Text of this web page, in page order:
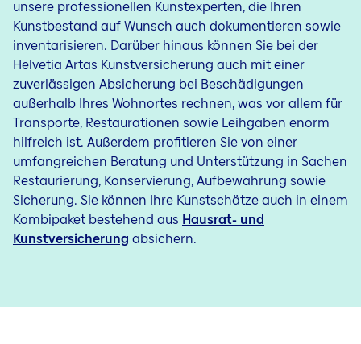
unsere professionellen Kunstexperten, die Ihren
Kunstbestand auf Wunsch auch dokumentieren sowie
inventarisieren. Darüber hinaus können Sie bei der
Helvetia Artas Kunstversicherung auch mit einer
zuverlässigen Absicherung bei Beschädigungen
außerhalb Ihres Wohnortes rechnen, was vor allem für
Transporte, Restaurationen sowie Leihgaben enorm
hilfreich ist. Außerdem profitieren Sie von einer
umfangreichen Beratung und Unterstützung in Sachen
Restaurierung, Konservierung, Aufbewahrung sowie
Sicherung. Sie können Ihre Kunstschätze auch in einem
Kombipaket bestehend aus Hausrat- und
Kunstversicherung absichern.